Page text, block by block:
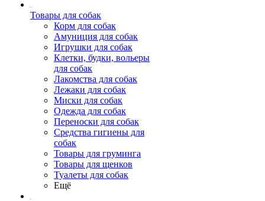
Товары для собак
Корм для собак
Амуниция для собак
Игрушки для собак
Клетки, будки, вольеры
для собак
Лакомства для собак
Лежаки для собак
Миски для собак
Одежда для собак
Переноски для собак
Средства гигиены для
собак
Товары для груминга
Товары для щенков
Туалеты для собак
Ещё